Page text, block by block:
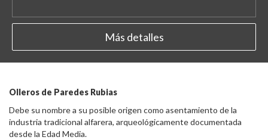
Más detalles
Olleros de Paredes Rubias
Debe su nombre a su posible origen como asentamiento de la
industria tradicional alfarera, arqueológicamente documentada
desde la Edad Media.​